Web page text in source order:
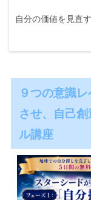
自分の価値を見直
９つの意識
させ、自己
ル講座